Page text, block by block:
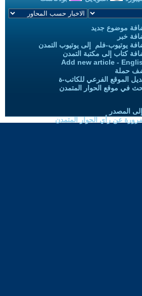
موضوع جديد
خبر
يوتيوب-فلم إلى يوتيوب التمدن
كتاب إلى مكتبة التمدن
Add new article -
حملة
الموقع الفرعي للكاتب-ة
في موقع الحوار المتمدن
المصدر
عن رأي الحوار المتمدن